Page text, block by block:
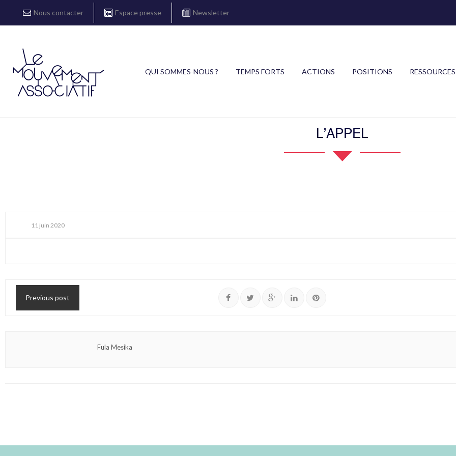
Nous contacter Espace presse Newsletter
QUI SOMMES-NOUS ? TEMPS FORTS ACTIONS POSITIONS RESSOURCES
L’APPEL
11 juin 2020
Previous post
Fula Mesika